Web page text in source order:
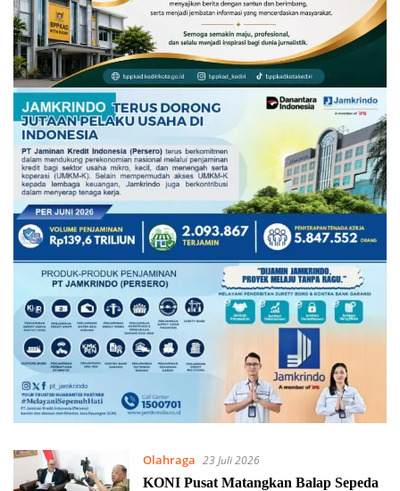
Olahraga 23 Juli 2026
KONI Pusat Matangkan Balap Sepeda